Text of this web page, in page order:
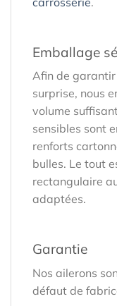
Emballage
Afin de
surprise, nous
volume
sensibles sont
renforts
bulles. Le tout
rectangulaire
adaptées.
Garantie
Nos ailerons
défaut de